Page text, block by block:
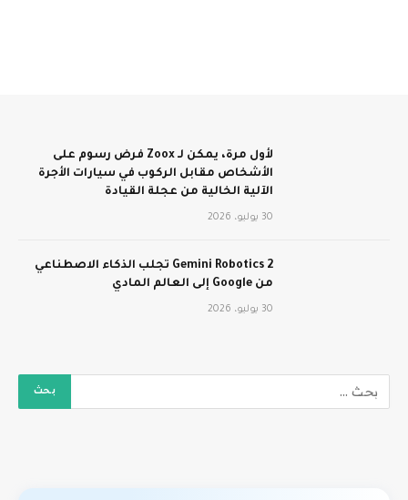
لأول مرة، يمكن لـ Zoox فرض رسوم على
الأشخاص مقابل الركوب في سيارات الأجرة
الآلية الخالية من عجلة القيادة
30 يوليو، 2026
Gemini Robotics 2 تجلب الذكاء الاصطناعي
من Google إلى العالم المادي
30 يوليو، 2026